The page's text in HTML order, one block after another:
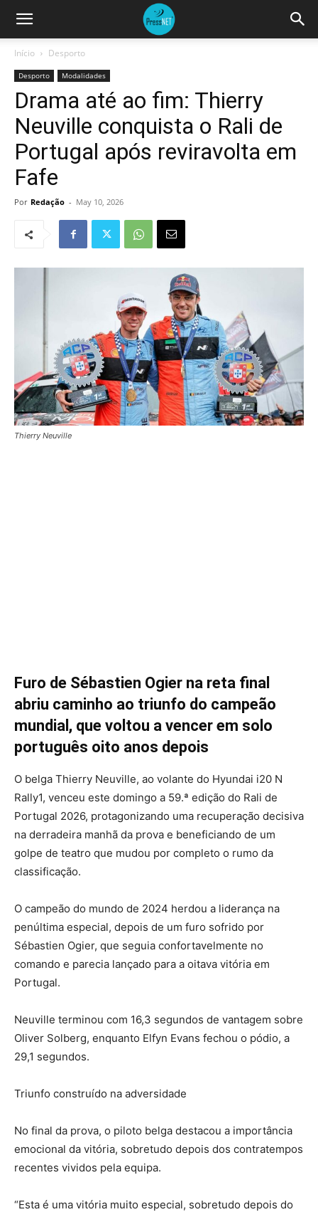
Início Desporto
Desporto Modalidades
Drama até ao fim: Thierry
Neuville conquista o Rali de
Portugal após reviravolta em
Fafe
Por Redação - May 10, 2026
Thierry Neuville
Furo de Sébastien Ogier na reta final
abriu caminho ao triunfo do campeão
mundial, que voltou a vencer em solo
português oito anos depois
O belga Thierry Neuville, ao volante do Hyundai i20 N
Rally1, venceu este domingo a 59.ª edição do Rali de
Portugal 2026, protagonizando uma recuperação decisiva
na derradeira manhã da prova e beneficiando de um
golpe de teatro que mudou por completo o rumo da
classificação.
O campeão do mundo de 2024 herdou a liderança na
penúltima especial, depois de um furo sofrido por
Sébastien Ogier, que seguia confortavelmente no
comando e parecia lançado para a oitava vitória em
Portugal.
Neuville terminou com 16,3 segundos de vantagem sobre
Oliver Solberg, enquanto Elfyn Evans fechou o pódio, a
29,1 segundos.
Triunfo construído na adversidade
No final da prova, o piloto belga destacou a importância
emocional da vitória, sobretudo depois dos contratempos
recentes vividos pela equipa.
“Esta é uma vitória muito especial, sobretudo depois do